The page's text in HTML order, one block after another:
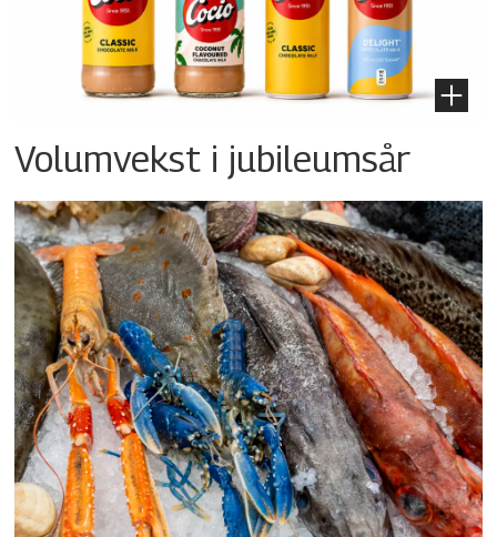
Volumvekst i jubileumsår